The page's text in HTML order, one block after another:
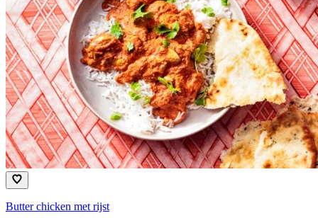
Butter chicken met rijst